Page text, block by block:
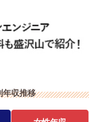
年収推移